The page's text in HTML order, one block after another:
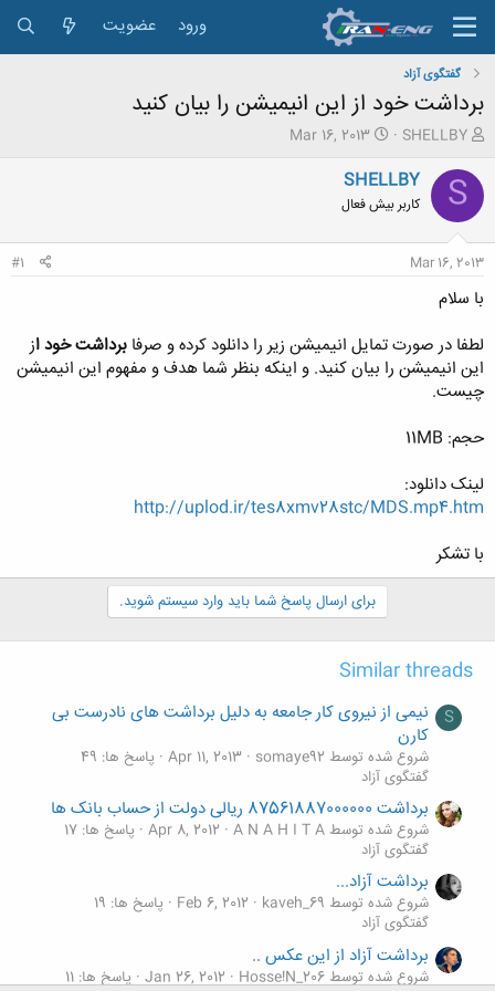
ورود عضویت
گفتگوی آزاد
برداشت خود از این انیمیشن را بیان کنید
ش
و
ع
ک
ه
و
ض
و
ع
SHELLBY
ت
ر
خ
Mar 16, 2013
S
SHELLBY
کاربر بیش فعال
Mar 16, 2013
#1
با سلام
لطفا در صورت تمایل انیمیشن زیر را دانلود کرده و صرفا برداشت خود از
این انیمیشن را بیان کنید. و اینکه بنظر شما هدف و مفهوم این انیمیشن
چیست.
حجم: 11MB
لینک دانلود:
http://uplod.ir/tes8xmv28stc/MDS.mp4.htm
با تشکر
برای ارسال پاسخ شما باید وارد سیستم شوید.
Similar threads
S
نیمی از نیروی کار جامعه به دلیل برداشت های نادرست بی
کارن
شروع شده توسط somaye92 Apr 11, 2013 پاسخ ها: 49
گفتگوی آزاد
برداشت 87561887000000 ریالی دولت از حساب بانک ها
شروع شده توسط A N A H I T A Apr 8, 2012 پاسخ ها: 17
گفتگوی آزاد
برداشت آزاد...
شروع شده توسط kaveh_69 Feb 6, 2012
پاسخ ها: 19
گفتگوی آزاد
برداشت آزاد از این عکس ..
شروع شده توسط Hosse!N_206 Jan 26, 2012 پاسخ ها: 11